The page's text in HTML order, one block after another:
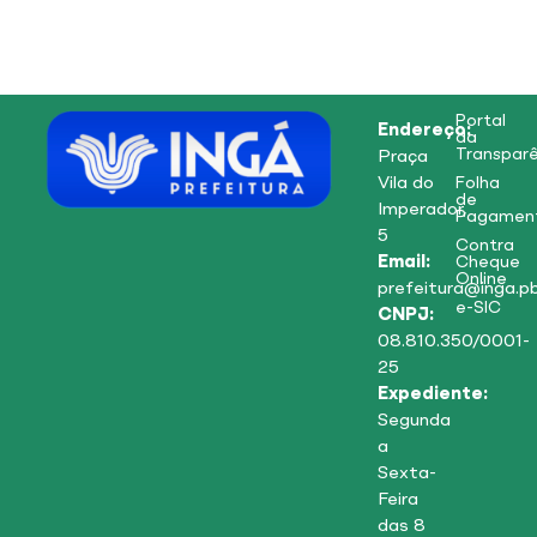
Endereço:
Praça
Vila do
Imperador,
5
Email:
CNPJ:
08.810.350/0001-
25
Expediente:
Segunda
a
Sexta-
Feira
das 8
Portal
da
Folha
de
Contra
Cheque
Online
e-SIC